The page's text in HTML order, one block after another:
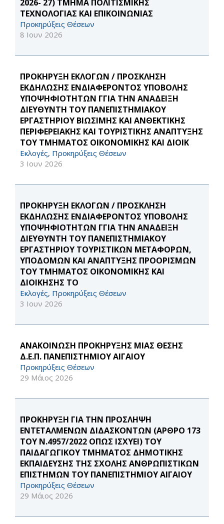
2026- 27) ΤΜΗΜΑ ΠΟΛΙΤΙΣΜΙΚΗΣ
ΤΕΧΝΟΛΟΓΙΑΣ ΚΑΙ ΕΠΙΚΟΙΝΩΝΙΑΣ
Προκηρύξεις Θέσεων
8 Ιουν 2026
ΠΡΟΚΗΡΥΞΗ ΕΚΛΟΓΩΝ / ΠΡΟΣΚΛΗΣΗ
ΕΚΔΗΛΩΣΗΣ ΕΝΔΙΑΦΕΡΟΝΤΟΣ ΥΠΟΒΟΛΗΣ
ΥΠΟΨΗΦΙΟΤΗΤΩΝ ΓΓΙΑ ΤΗΝ ΑΝΑΔΕΙΞΗ
ΔΙΕΥΘΥΝΤΗ ΤΟΥ ΠΑΝΕΠΙΣΤΗΜΙΑΚΟΥ
ΕΡΓΑΣΤΗΡΙΟΥ ΒΙΩΣΙΜΗΣ ΚΑΙ ΑΝΘΕΚΤΙΚΗΣ
ΠΕΡΙΦΕΡΕΙΑΚΗΣ ΚΑΙ ΤΟΥΡΙΣΤΙΚΗΣ ΑΝΑΠΤΥΞΗΣ
ΤΟΥ ΤΜΗΜΑΤΟΣ ΟΙΚΟΝΟΜΙΚΗΣ ΚΑΙ ΔΙΟΙΚ
Εκλογές, Προκηρύξεις Θέσεων
3 Ιουν 2026
ΠΡΟΚΗΡΥΞΗ ΕΚΛΟΓΩΝ / ΠΡΟΣΚΛΗΣΗ
ΕΚΔΗΛΩΣΗΣ ΕΝΔΙΑΦΕΡΟΝΤΟΣ ΥΠΟΒΟΛΗΣ
ΥΠΟΨΗΦΙΟΤΗΤΩΝ ΓΓΙΑ ΤΗΝ ΑΝΑΔΕΙΞΗ
ΔΙΕΥΘΥΝΤΗ ΤΟΥ ΠΑΝΕΠΙΣΤΗΜΙΑΚΟΥ
ΕΡΓΑΣΤΗΡΙΟΥ ΤΟΥΡΙΣΤΙΚΩΝ ΜΕΤΑΦΟΡΩΝ,
ΥΠΟΔΟΜΩΝ ΚΑΙ ΑΝΑΠΤΥΞΗΣ ΠΡΟΟΡΙΣΜΩΝ
ΤΟΥ ΤΜΗΜΑΤΟΣ ΟΙΚΟΝΟΜΙΚΗΣ ΚΑΙ
ΔΙΟΙΚΗΣΗΣ ΤΟ
Εκλογές, Προκηρύξεις Θέσεων
3 Ιουν 2026
ΑΝΑΚΟΙΝΩΣΗ ΠΡΟΚΗΡΥΞΗΣ ΜΙΑΣ ΘΕΣΗΣ
Δ.Ε.Π. ΠΑΝΕΠΙΣΤΗΜΙΟΥ ΑΙΓΑΙΟΥ
Προκηρύξεις Θέσεων
29 Μάιος 2026
ΠΡΟΚΗΡΥΞΗ ΓΙΑ ΤΗΝ ΠΡΟΣΛΗΨΗ
ΕΝΤΕΤΑΛΜΕΝΩΝ ΔΙΔΑΣΚΟΝΤΩΝ (ΑΡΘΡΟ 173
ΤΟΥ Ν.4957/2022 ΟΠΩΣ ΙΣΧΥΕΙ) ΤΟΥ
ΠΑΙΔΑΓΩΓΙΚΟΥ ΤΜΗΜΑΤΟΣ ΔΗΜΟΤΙΚΗΣ
ΕΚΠΑΙΔΕΥΣΗΣ ΤΗΣ ΣΧΟΛΗΣ ΑΝΘΡΩΠΙΣΤΙΚΩΝ
ΕΠΙΣΤΗΜΩΝ ΤΟΥ ΠΑΝΕΠΙΣΤΗΜΙΟΥ ΑΙΓΑΙΟΥ
Προκηρύξεις Θέσεων
29 Μάιος 2026